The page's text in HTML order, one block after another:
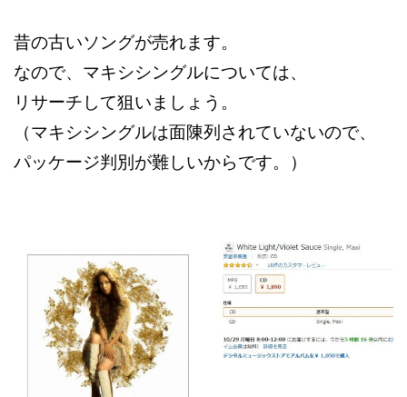
昔の古いソングが売れます。
なので、マキシシングルについては、
リサーチして狙いましょう。
（マキシシングルは面陳列されていないので、
パッケージ判別が難しいからです。）